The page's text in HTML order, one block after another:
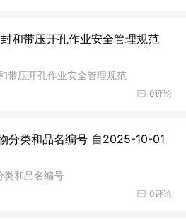
和带压开孔作业安全管理规范
带压开孔作业安全管理规范
0评论
分类和品名编号 自2025-10-01
和品名编号
0评论